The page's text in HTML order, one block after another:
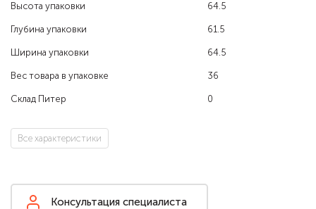
Высота упаковки 64.5
Глубина упаковки 61.5
Ширина упаковки 64.5
Вес товара в упаковке 36
Склад Питер 0
Все характеристики
Консультация специалиста